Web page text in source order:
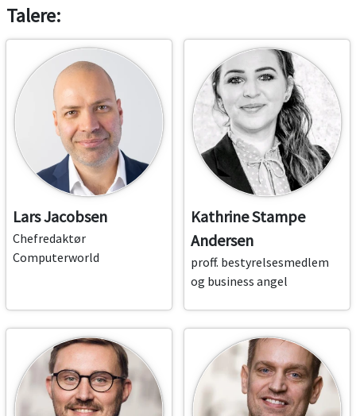
Talere:
Lars Jacobsen
Chefredaktør
Computerworld
Kathrine Stampe
Andersen
proff. bestyrelsesmedlem
og business angel